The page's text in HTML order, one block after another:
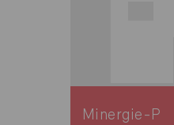
Minergie-P